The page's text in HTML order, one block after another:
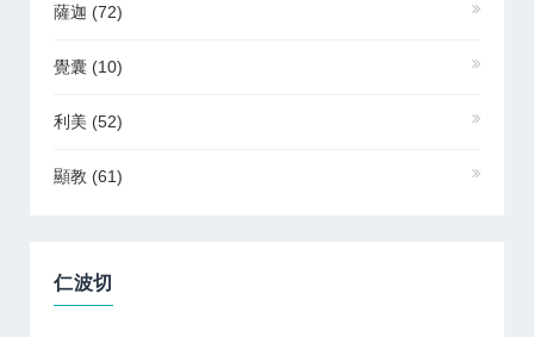
薩迦 (72)
覺囊 (10)
利美 (52)
顯教 (61)
仁波切